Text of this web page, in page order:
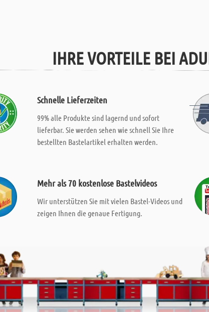
IHRE VORTEILE BEI
Schnelle Lieferzeiten
99% alle Produkte sind lagernd und sofort
lieferbar. Sie werden sehen wie schnell Sie Ihre
bestellten Bastelartikel erhalten werden.
Mehr als 70 kostenlose Bastelvideos
Wir unterstützen Sie mit vielen Bastel-Videos und
zeigen Ihnen die genaue Fertigung.